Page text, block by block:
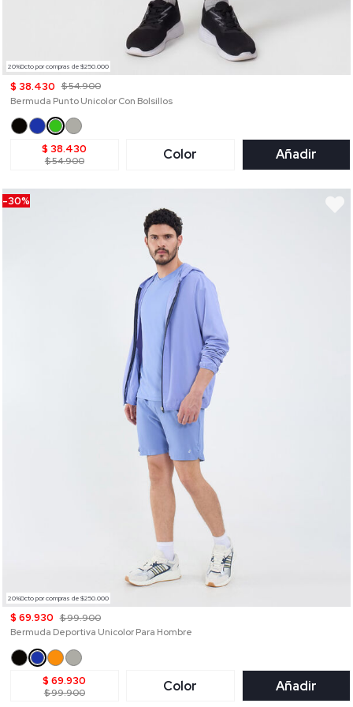
20%Dcto por compras de $250.000
$ 38.430 $ 54.900
Bermuda Punto Unicolor Con Bolsillos
$ 38.430
$ 54.900 Color Añadir
20%Dcto por compras de $250.000
-30%
$ 69.930 $ 99.900
Bermuda Deportiva Unicolor Para Hombre
$ 69.930
$ 99.900 Color Añadir